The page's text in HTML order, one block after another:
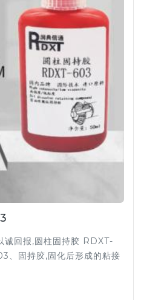
诚回报,圆柱固持胶 RDXT-
、固持胶,固化后形成的粘接